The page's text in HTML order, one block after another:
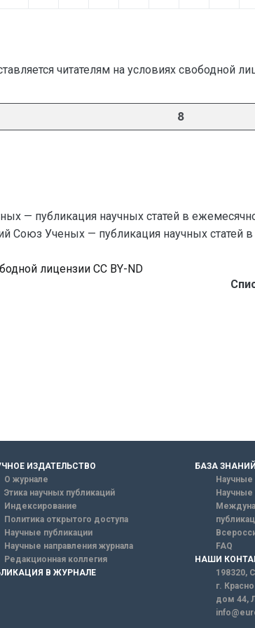
читателям на условиях свободной
8
— публикация научных статей в
Союз Ученых — публикация научных статей
лицензии CC BY-ND
ИЗДАТЕЛЬСТВО
О журнале
Этика научных публикаций
Индексирование
Политика открытого доступа
Научные публикации
Научные направления журнала
Редакционная коллегия
В ЖУРНАЛЕ
БАЗА ЗНАНИЙ
Научные
Научные
FAQ
НАШИ
198320,
г.
дом 44,